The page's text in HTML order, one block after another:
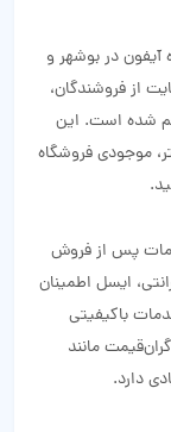
در بوشهر و
از فروشندگان،
شده است. این
موجودی فروشگاه
پس از فروش
ایسل اطمینان
باکیفیتی
مانند